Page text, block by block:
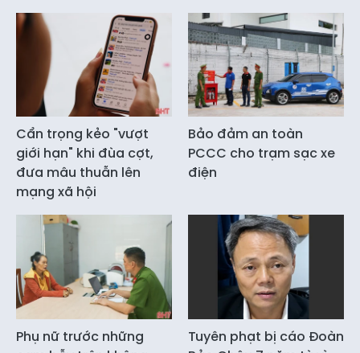
Cẩn trọng kẻo "vượt
giới hạn" khi đùa cợt,
đưa mâu thuẫn lên
mạng xã hội
Bảo đảm an toàn
PCCC cho trạm sạc xe
điện
Phụ nữ trước những
Tuyên phạt bị cáo Đoàn